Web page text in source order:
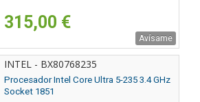
315,00 €
Avísame
INTEL - BX80768235
Procesador Intel Core Ultra 5-235 3.4 GHz
Socket 1851